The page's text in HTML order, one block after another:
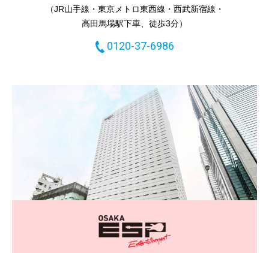
（JR山手線・東京メトロ東西線・西武新宿線・
高田馬場駅下車、徒歩3分）
0120-37-6986